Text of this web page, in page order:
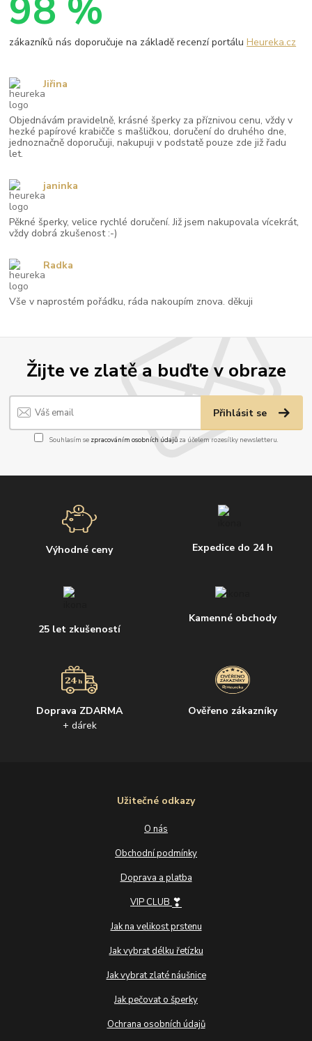
Žijte ve zlatě a buďte v obraze
Přihlásit se
Souhlasím se zpracováním osobních údajůza účelem rozesílky newsletteru.
Výhodné ceny Expedice do 24 h
25 let zkušeností
Kamenné obchody
Doprava ZDARMA
+ dárek
Ověřeno zákazníky
Užitečné odkazy
O nás
Obchodní podmínky
Doprava a platba
VIP CLUB ❣
Jak na velikost prstenu
Jak vybrat délku řetízku
Jak vybrat zlaté náušnice
Jak pečovat o šperky
Ochrana osobních údajů
zákazníků nás doporučuje na základě recenzí portáluHeureka.cz
Objednávám pravidelně, krásné šperky za příznivou cenu, vždy v
hezké papírové krabičče s mašličkou, doručení do druhého dne,
jednoznačně doporučuji, nakupuji v podstatě pouze zde již řadu
let.
Jiřina
Pěkné šperky, velice rychlé doručení. Již jsem nakupovala vícekrát,
vždy dobrá zkušenost :-)
janinka
Vše v naprostém pořádku, ráda nakoupím znova. děkuji
Radka